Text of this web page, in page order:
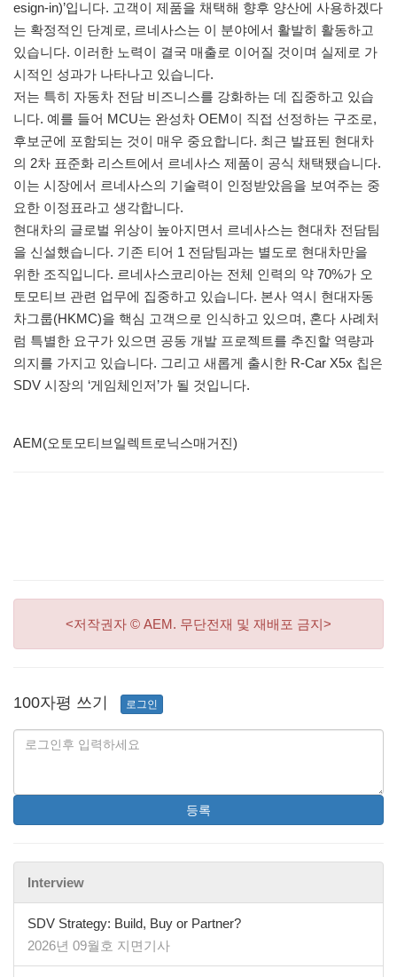
esign-in)’입니다. 고객이 제품을 채택해 향후 양산에 사용하겠다
는 확정적인 단계로, 르네사스는 이 분야에서 활발히 활동하고
있습니다. 이러한 노력이 결국 매출로 이어질 것이며 실제로 가
시적인 성과가 나타나고 있습니다.
저는 특히 자동차 전담 비즈니스를 강화하는 데 집중하고 있습
니다. 예를 들어 MCU는 완성차 OEM이 직접 선정하는 구조로,
후보군에 포함되는 것이 매우 중요합니다. 최근 발표된 현대차
의 2차 표준화 리스트에서 르네사스 제품이 공식 채택됐습니다.
이는 시장에서 르네사스의 기술력이 인정받았음을 보여주는 중
요한 이정표라고 생각합니다.
현대차의 글로벌 위상이 높아지면서 르네사스는 현대차 전담팀
을 신설했습니다. 기존 티어 1 전담팀과는 별도로 현대차만을
위한 조직입니다. 르네사스코리아는 전체 인력의 약 70%가 오
토모티브 관련 업무에 집중하고 있습니다. 본사 역시 현대자동
차그룹(HKMC)을 핵심 고객으로 인식하고 있으며, 혼다 사례처
럼 특별한 요구가 있으면 공동 개발 프로젝트를 추진할 역량과
의지를 가지고 있습니다. 그리고 새롭게 출시한 R-Car X5x 칩은
SDV 시장의 ‘게임체인저’가 될 것입니다.
AEM(오토모티브일렉트로닉스매거진)
<저작권자 © AEM. 무단전재 및 재배포 금지>
100자평 쓰기 로그인
등록
Interview
SDV Strategy: Build, Buy or Partner?
2026년 09월호 지면기사